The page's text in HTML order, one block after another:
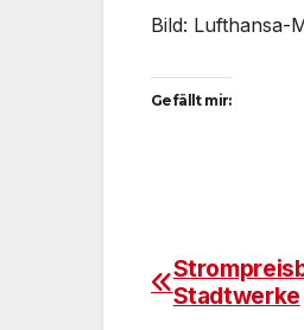
Bild: Lufthansa-
Gefällt mir:
Stadtwerke